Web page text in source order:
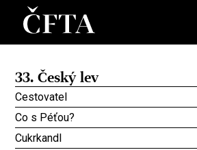
33. Český lev
Cestovatel
Co s Péťou?
Cukrkandl